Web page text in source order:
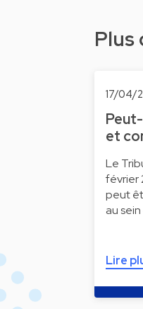
17/04/
et
Le
février
peut
au
Lire